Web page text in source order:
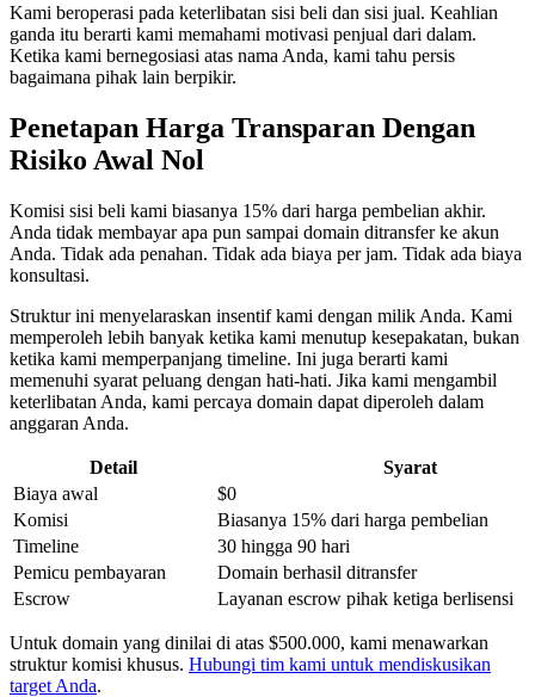
Kami beroperasi pada keterlibatan sisi beli dan sisi jual. Keahlian
ganda itu berarti kami memahami motivasi penjual dari dalam.
Ketika kami bernegosiasi atas nama Anda, kami tahu persis
bagaimana pihak lain berpikir.
Penetapan Harga Transparan Dengan
Risiko Awal Nol
Komisi sisi beli kami biasanya 15% dari harga pembelian akhir.
Anda tidak membayar apa pun sampai domain ditransfer ke akun
Anda. Tidak ada penahan. Tidak ada biaya per jam. Tidak ada biaya
konsultasi.
Struktur ini menyelaraskan insentif kami dengan milik Anda. Kami
memperoleh lebih banyak ketika kami menutup kesepakatan, bukan
ketika kami memperpanjang timeline. Ini juga berarti kami
memenuhi syarat peluang dengan hati-hati. Jika kami mengambil
keterlibatan Anda, kami percaya domain dapat diperoleh dalam
anggaran Anda.
Detail
Syarat
Biaya awal
$0
Komisi
Biasanya 15% dari harga pembelian
Timeline
30 hingga 90 hari
Pemicu pembayaran
Domain berhasil ditransfer
Escrow
Layanan escrow pihak ketiga berlisensi
Untuk domain yang dinilai di atas $500.000, kami menawarkan
struktur komisi khusus. Hubungi tim kami untuk mendiskusikan
target Anda.